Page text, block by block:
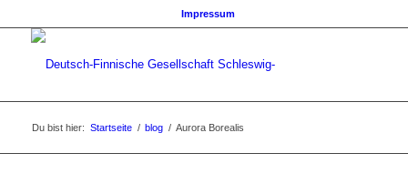
Impressum
Du bist hier: Startseite / blog / Aurora Borealis